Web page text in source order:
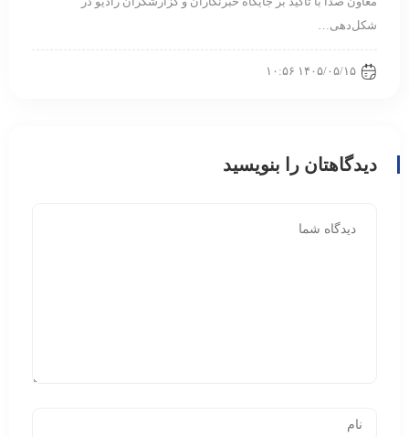
شکل‌دهی…
۱۴۰۵/۰۵/۱۵ ۱۰:۵۶
دیدگاهتان را بنویسید